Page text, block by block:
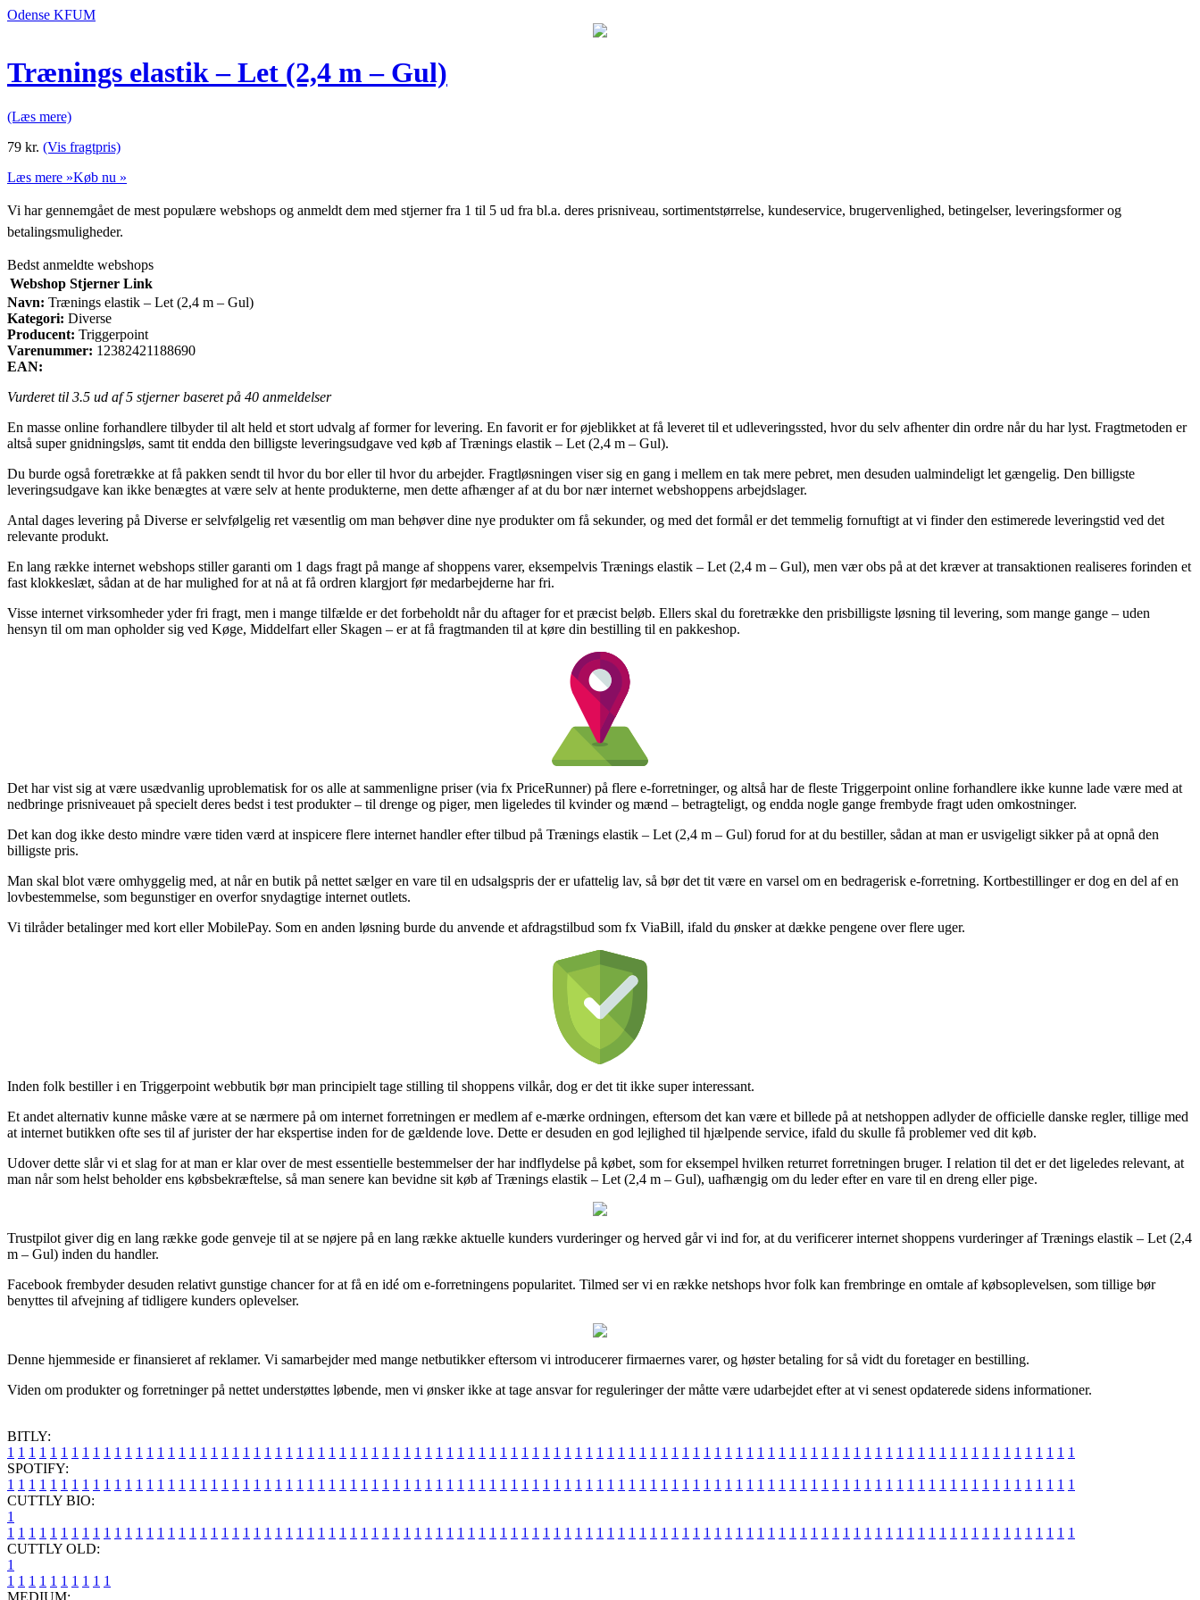
Odense KFUM
Trænings elastik – Let (2,4 m – Gul)
(Læs mere)
79 kr. (Vis fragtpris)
Læs mere »Køb nu »
Vi har gennemgået de mest populære webshops og anmeldt dem med stjerner fra 1 til 5 ud fra bl.a. deres prisniveau, sortimentstørrelse, kundeservice, brugervenlighed, betingelser, leveringsformer og
betalingsmuligheder.
Bedst anmeldte webshops
Webshop Stjerner Link
Navn: Trænings elastik – Let (2,4 m – Gul)
Kategori: Diverse
Producent: Triggerpoint
Varenummer: 12382421188690
EAN:
Vurderet til 3.5 ud af 5 stjerner baseret på 40 anmeldelser
En masse online forhandlere tilbyder til alt held et stort udvalg af former for levering. En favorit er for øjeblikket at få leveret til et udleveringssted, hvor du selv afhenter din ordre når du har lyst. Fragtmetoden er
altså super gnidningsløs, samt tit endda den billigste leveringsudgave ved køb af Trænings elastik – Let (2,4 m – Gul).
Du burde også foretrække at få pakken sendt til hvor du bor eller til hvor du arbejder. Fragtløsningen viser sig en gang i mellem en tak mere pebret, men desuden ualmindeligt let gængelig. Den billigste
leveringsudgave kan ikke benægtes at være selv at hente produkterne, men dette afhænger af at du bor nær internet webshoppens arbejdslager.
Antal dages levering på Diverse er selvfølgelig ret væsentlig om man behøver dine nye produkter om få sekunder, og med det formål er det temmelig fornuftigt at vi finder den estimerede leveringstid ved det
relevante produkt.
En lang række internet webshops stiller garanti om 1 dags fragt på mange af shoppens varer, eksempelvis Trænings elastik – Let (2,4 m – Gul), men vær obs på at det kræver at transaktionen realiseres forinden et
fast klokkeslæt, sådan at de har mulighed for at nå at få ordren klargjort før medarbejderne har fri.
Visse internet virksomheder yder fri fragt, men i mange tilfælde er det forbeholdt når du aftager for et præcist beløb. Ellers skal du foretrække den prisbilligste løsning til levering, som mange gange – uden
hensyn til om man opholder sig ved Køge, Middelfart eller Skagen – er at få fragtmanden til at køre din bestilling til en pakkeshop.
Det har vist sig at være usædvanlig uproblematisk for os alle at sammenligne priser (via fx PriceRunner) på flere e-forretninger, og altså har de fleste Triggerpoint online forhandlere ikke kunne lade være med at
nedbringe prisniveauet på specielt deres bedst i test produkter – til drenge og piger, men ligeledes til kvinder og mænd – betragteligt, og endda nogle gange frembyde fragt uden omkostninger.
Det kan dog ikke desto mindre være tiden værd at inspicere flere internet handler efter tilbud på Trænings elastik – Let (2,4 m – Gul) forud for at du bestiller, sådan at man er usvigeligt sikker på at opnå den
billigste pris.
Man skal blot være omhyggelig med, at når en butik på nettet sælger en vare til en udsalgspris der er ufattelig lav, så bør det tit være en varsel om en bedragerisk e-forretning. Kortbestillinger er dog en del af en
lovbestemmelse, som begunstiger en overfor snydagtige internet outlets.
Vi tilråder betalinger med kort eller MobilePay. Som en anden løsning burde du anvende et afdragstilbud som fx ViaBill, ifald du ønsker at dække pengene over flere uger.
Inden folk bestiller i en Triggerpoint webbutik bør man principielt tage stilling til shoppens vilkår, dog er det tit ikke super interessant.
Et andet alternativ kunne måske være at se nærmere på om internet forretningen er medlem af e-mærke ordningen, eftersom det kan være et billede på at netshoppen adlyder de officielle danske regler, tillige med
at internet butikken ofte ses til af jurister der har ekspertise inden for de gældende love. Dette er desuden en god lejlighed til hjælpende service, ifald du skulle få problemer ved dit køb.
Udover dette slår vi et slag for at man er klar over de mest essentielle bestemmelser der har indflydelse på købet, som for eksempel hvilken returret forretningen bruger. I relation til det er det ligeledes relevant, at
man når som helst beholder ens købsbekræftelse, så man senere kan bevidne sit køb af Trænings elastik – Let (2,4 m – Gul), uafhængig om du leder efter en vare til en dreng eller pige.
Trustpilot giver dig en lang række gode genveje til at se nøjere på en lang række aktuelle kunders vurderinger og herved går vi ind for, at du verificerer internet shoppens vurderinger af Trænings elastik – Let (2,4
m – Gul) inden du handler.
Facebook frembyder desuden relativt gunstige chancer for at få en idé om e-forretningens popularitet. Tilmed ser vi en række netshops hvor folk kan frembringe en omtale af købsoplevelsen, som tillige bør
benyttes til afvejning af tidligere kunders oplevelser.
Denne hjemmeside er finansieret af reklamer. Vi samarbejder med mange netbutikker eftersom vi introducerer firmaernes varer, og høster betaling for så vidt du foretager en bestilling.
Viden om produkter og forretninger på nettet understøttes løbende, men vi ønsker ikke at tage ansvar for reguleringer der måtte være udarbejdet efter at vi senest opdaterede sidens informationer.
BITLY:
1 1 1 1 1 1 1 1 1 1 1 1 1 1 1 1 1 1 1 1 1 1 1 1 1 1 1 1 1 1 1 1 1 1 1 1 1 1 1 1 1 1 1 1 1 1 1 1 1 1 1 1 1 1 1 1 1 1 1 1 1 1 1 1 1 1 1 1 1 1 1 1 1 1 1 1 1 1 1 1 1 1 1 1 1 1 1 1 1 1 1 1 1 1 1 1 1 1 1 1
SPOTIFY:
1 1 1 1 1 1 1 1 1 1 1 1 1 1 1 1 1 1 1 1 1 1 1 1 1 1 1 1 1 1 1 1 1 1 1 1 1 1 1 1 1 1 1 1 1 1 1 1 1 1 1 1 1 1 1 1 1 1 1 1 1 1 1 1 1 1 1 1 1 1 1 1 1 1 1 1 1 1 1 1 1 1 1 1 1 1 1 1 1 1 1 1 1 1 1 1 1 1 1 1
CUTTLY BIO:
1
1 1 1 1 1 1 1 1 1 1 1 1 1 1 1 1 1 1 1 1 1 1 1 1 1 1 1 1 1 1 1 1 1 1 1 1 1 1 1 1 1 1 1 1 1 1 1 1 1 1 1 1 1 1 1 1 1 1 1 1 1 1 1 1 1 1 1 1 1 1 1 1 1 1 1 1 1 1 1 1 1 1 1 1 1 1 1 1 1 1 1 1 1 1 1 1 1 1 1 1
CUTTLY OLD:
1
1 1 1 1 1 1 1 1 1 1
MEDIUM: